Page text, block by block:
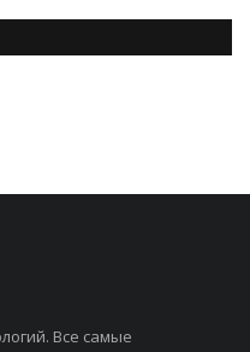
Все самые